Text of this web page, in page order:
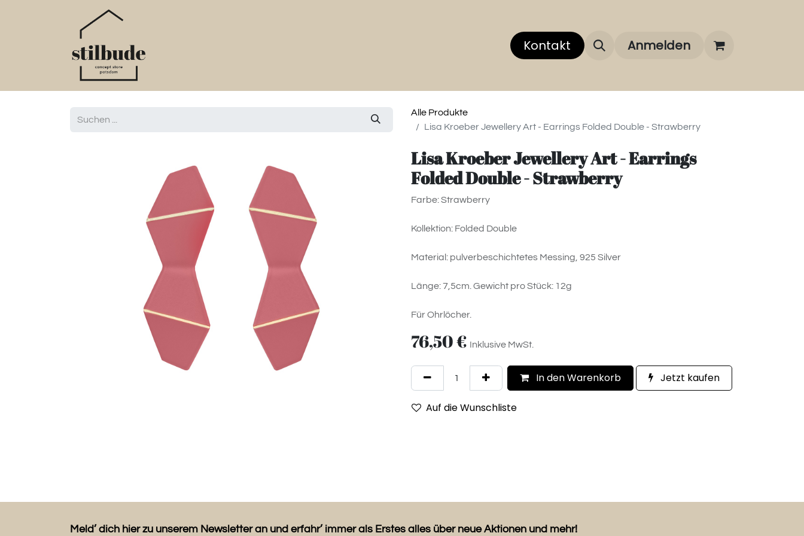
Über uns Über unsere Marken FAQ
Kontakt Anmelden
Alle Produkte
Lisa Kroeber Jewellery Art - Earrings Folded Double - Strawberry
Lisa Kroeber Jewellery Art - Earrings
Folded Double - Strawberry
Farbe: Strawberry
Kollektion: Folded Double
Material: pulverbeschichtetes Messing, 925 Silver
Länge: 7,5cm. Gewicht pro Stück: 12g
Für Ohrlöcher.
76,50€ Inklusive MwSt.
In den Warenkorb Jetzt kaufen
Auf die Wunschliste
Meld’ dich hier zu unserem Newsletter an und erfahr’ immer als Erstes alles über neue Aktionen und mehr!